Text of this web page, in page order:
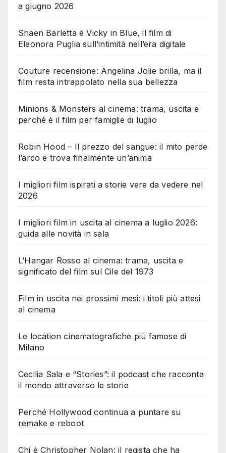
a giugno 2026
Shaen Barletta è Vicky in Blue, il film di
Eleonora Puglia sull’intimità nell’era digitale
Couture recensione: Angelina Jolie brilla, ma il
film resta intrappolato nella sua bellezza
Minions & Monsters al cinema: trama, uscita e
perché è il film per famiglie di luglio
Robin Hood – Il prezzo del sangue: il mito perde
l’arco e trova finalmente un’anima
I migliori film ispirati a storie vere da vedere nel
2026
I migliori film in uscita al cinema a luglio 2026:
guida alle novità in sala
L’Hangar Rosso al cinema: trama, uscita e
significato del film sul Cile del 1973
Film in uscita nei prossimi mesi: i titoli più attesi
al cinema
Le location cinematografiche più famose di
Milano
Cecilia Sala e “Stories”: il podcast che racconta
il mondo attraverso le storie
Perché Hollywood continua a puntare su
remake e reboot
Chi è Christopher Nolan: il regista che ha